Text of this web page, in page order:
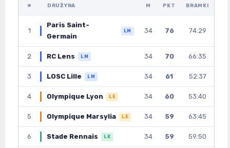
# DRUŻYNA M PKT BRAMKI
1
Paris Saint-
Germain
LM 34 76 74:29
2 RC Lens LM 34 70 66:35
3 LOSC Lille LM 34 61 52:37
4 Olympique Lyon LE 34 60 53:40
5 Olympique Marsylia LE 34 59 63:45
6 Stade Rennais LK 34 59 59:50